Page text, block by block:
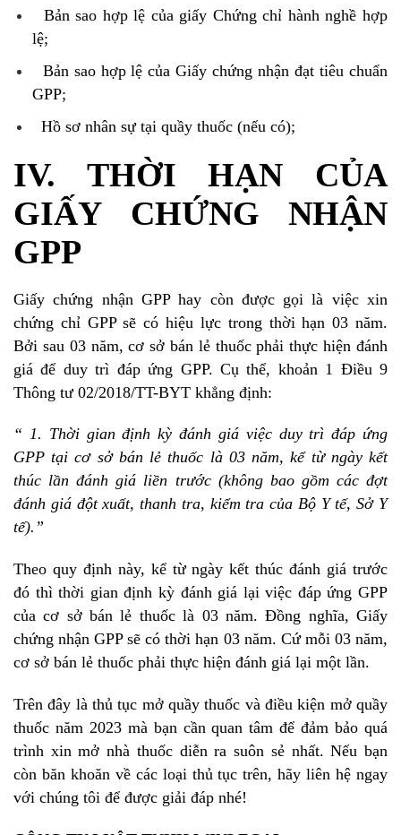
Bản sao hợp lệ của giấy Chứng chỉ hành nghề hợp
lệ;
Bản sao hợp lệ của Giấy chứng nhận đạt tiêu chuẩn
GPP;
Hồ sơ nhân sự tại quầy thuốc (nếu có);
IV. THỜI HẠN CỦA
GIẤY CHỨNG NHẬN
GPP
Giấy chứng nhận GPP hay còn được gọi là việc xin
chứng chỉ GPP sẽ có hiệu lực trong thời hạn 03 năm.
Bởi sau 03 năm, cơ sở bán lẻ thuốc phải thực hiện đánh
giá để duy trì đáp ứng GPP. Cụ thể, khoản 1 Điều 9
Thông tư 02/2018/TT-BYT khẳng định:
“ 1. Thời gian định kỳ đánh giá việc duy trì đáp ứng
GPP tại cơ sở bán lẻ thuốc là 03 năm, kể từ ngày kết
thúc lần đánh giá liền trước (không bao gồm các đợt
đánh giá đột xuất, thanh tra, kiểm tra của Bộ Y tế, Sở Y
tế).”
Theo quy định này, kể từ ngày kết thúc đánh giá trước
đó thì thời gian định kỳ đánh giá lại việc đáp ứng GPP
của cơ sở bán lẻ thuốc là 03 năm. Đồng nghĩa, Giấy
chứng nhận GPP sẽ có thời hạn 03 năm. Cứ mỗi 03 năm,
cơ sở bán lẻ thuốc phải thực hiện đánh giá lại một lần.
Trên đây là thủ tục mở quầy thuốc và điều kiện mở quầy
thuốc năm 2023 mà bạn cần quan tâm để đảm bảo quá
trình xin mở nhà thuốc diễn ra suôn sẻ nhất.Nếu bạn
còn băn khoăn về các loại thủ tục trên, hãy liên hệ ngay
với chúng tôi để được giải đáp nhé!